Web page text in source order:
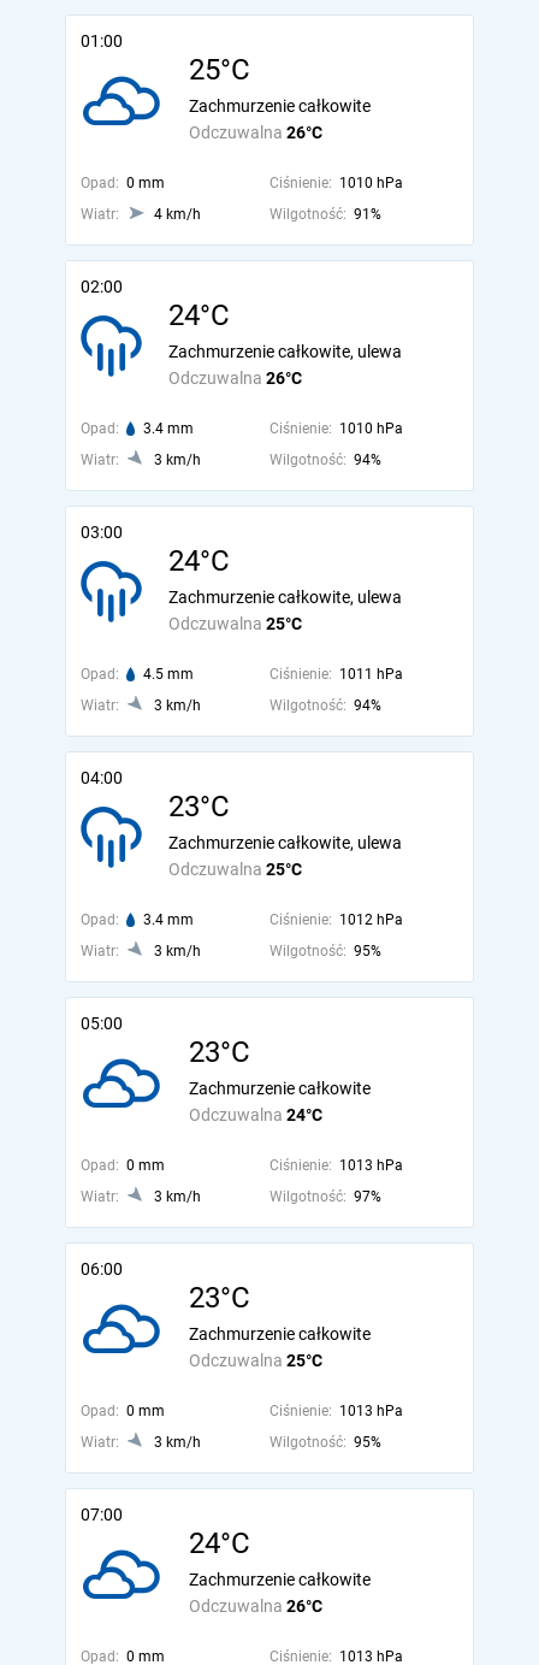
01:00
25°C
Odczuwalna 26°C
Zachmurzenie całkowite
Opad: 0 mm Ciśnienie: 1010 hPa
Wiatr:
4 km/h Wilgotność: 91%
02:00
24°C
Odczuwalna 26°C
Zachmurzenie całkowite, ulewa
Opad: 3.4 mm Ciśnienie: 1010 hPa
Wiatr:
3 km/h Wilgotność: 94%
03:00
24°C
Odczuwalna 25°C
Zachmurzenie całkowite, ulewa
Opad: 4.5 mm Ciśnienie: 1011 hPa
Wiatr:
3 km/h Wilgotność: 94%
04:00
23°C
Odczuwalna 25°C
Zachmurzenie całkowite, ulewa
Opad: 3.4 mm Ciśnienie: 1012 hPa
Wiatr:
3 km/h Wilgotność: 95%
05:00
23°C
Odczuwalna 24°C
Zachmurzenie całkowite
Opad: 0 mm Ciśnienie: 1013 hPa
Wiatr:
3 km/h Wilgotność: 97%
06:00
23°C
Odczuwalna 25°C
Zachmurzenie całkowite
Opad: 0 mm Ciśnienie: 1013 hPa
Wiatr:
3 km/h Wilgotność: 95%
07:00
24°C
Odczuwalna 26°C
Zachmurzenie całkowite
Opad: 0 mm Ciśnienie: 1013 hPa